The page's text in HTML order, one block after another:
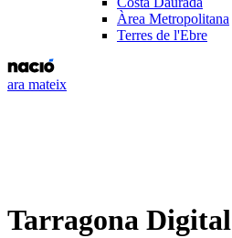
Àrea Metropolitana
Terres de l'Ebre
ara mateix
Tarragona Digital